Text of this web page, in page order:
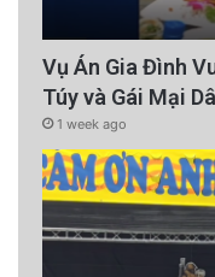
Vụ Án Gia Đình
Túy và Gái Mại
1 week ago